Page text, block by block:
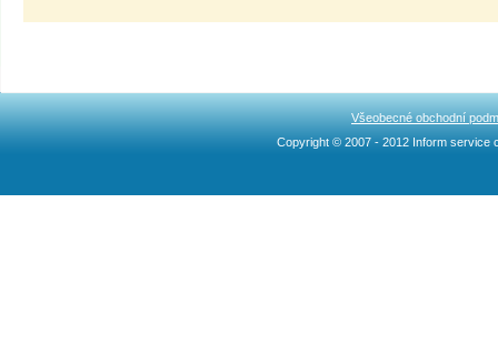
Všeobecné obchodní
Copyright © 2007 - 2012 Inform service